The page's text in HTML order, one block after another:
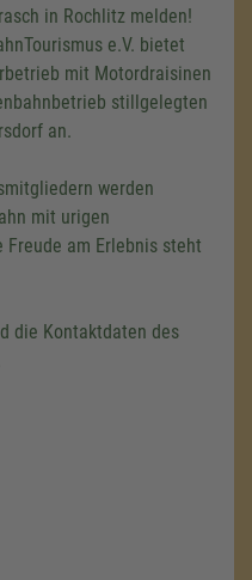
in Rochlitz melden!
e.V. bietet
mit Motordraisinen
stillgelegten
an.
werden
mit urigen
Freude am Erlebnis steht
die Kontaktdaten des